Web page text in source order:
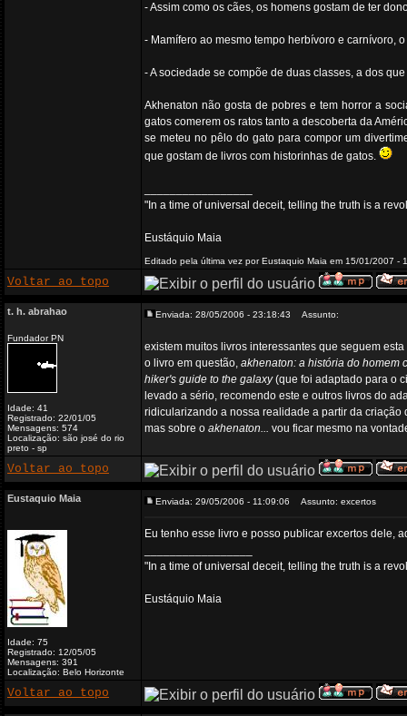
- Assim como os cães, os homens gostam de ter
- Mamífero ao mesmo tempo herbívoro e carnívoro,
- A sociedade se compõe de duas classes, a dos
Akhenaton não gosta de pobres e tem horror a
gatos comerem os ratos tanto a descoberta da
se meteu no pêlo do gato para compor um
que gostam de livros com historinhas de gatos.
"In a time of universal deceit, telling the truth is a
Eustáquio Maia
Editado pela última vez por Eustaquio Maia em 15/01/2007 -
Voltar ao topo
t. h. abrahao
Fundador PN
Idade: 41
Registrado: 22/01/05
Mensagens: 574
Localização: são josé do rio
preto - sp
Enviada: 28/05/2006 - 23:18:43 Assunto:
existem muitos livros interessantes que seguem
o livro em questão, akhenaton: a história do homem
hiker's guide to the galaxy(que foi adaptado para o
levado a sério, recomendo este e outros livros do
ridicularizando a nossa realidade a partir da
mas sobre o akhenaton... vou ficar mesmo na
Voltar ao topo
Eustaquio Maia
Idade: 75
Registrado: 12/05/05
Mensagens: 391
Localização: Belo Horizonte
Enviada: 29/05/2006 - 11:09:06 Assunto: excertos
Eu tenho esse livro e posso publicar excertos dele,
"In a time of universal deceit, telling the truth is a
Eustáquio Maia
Voltar ao topo